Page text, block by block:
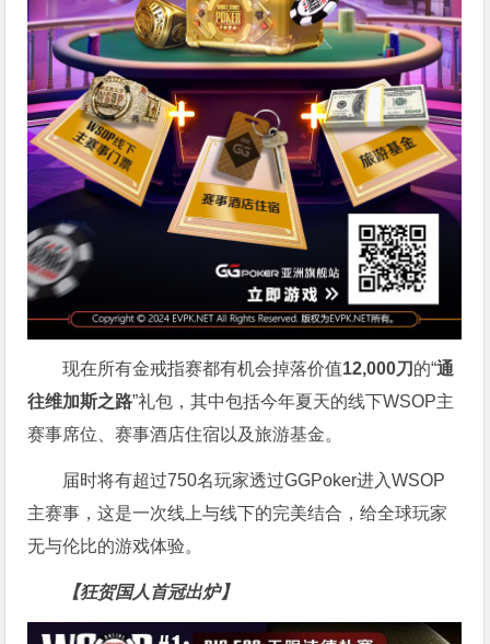
现在所有金戒指赛都有机会掉落价值12,000刀 的“通
往维加斯之路”礼包，其中包括今年夏天的线下WSOP主
赛事席位、赛事酒店住宿以及旅游基金。
届时将有超过750名玩家透过GGPoker进入WSOP
主赛事，这是一次线上与线下的完美结合，给全球玩家
无与伦比的游戏体验。
【狂贺国人首冠出炉】